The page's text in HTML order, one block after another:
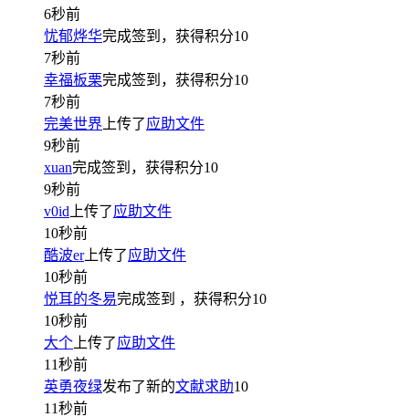
6秒前
忧郁烨华完成签到，获得积分10
7秒前
幸福板栗完成签到，获得积分10
7秒前
完美世界 上传了应助文件
9秒前
xuan完成签到，获得积分10
9秒前
v0id 上传了应助文件
10秒前
酷波er上传了应助文件
10秒前
悦耳的冬易完成签到 ，获得积分10
10秒前
大个 上传了应助文件
11秒前
英勇夜绿发布了新的文献求助10
11秒前